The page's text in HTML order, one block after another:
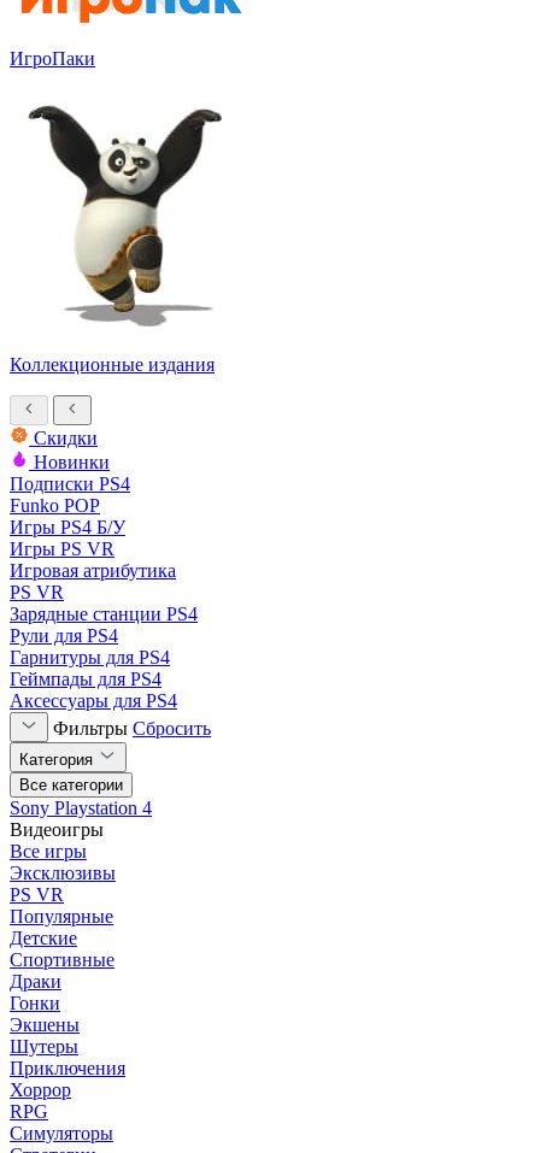
ИгроПаки
Коллекционные издания
Скидки
Новинки
Подписки PS4
Funko POP
Игры PS4 Б/У
Игры PS VR
Игровая атрибутика
PS VR
Зарядные станции PS4
Рули для PS4
Гарнитуры для PS4
Геймпады для PS4
Аксессуары для PS4
Фильтры Сбросить
Категория
Все категории
Sony Playstation 4
Видеоигры
Все игры
Эксклюзивы
PS VR
Популярные
Детские
Спортивные
Драки
Гонки
Экшены
Шутеры
Приключения
Хоррор
RPG
Симуляторы